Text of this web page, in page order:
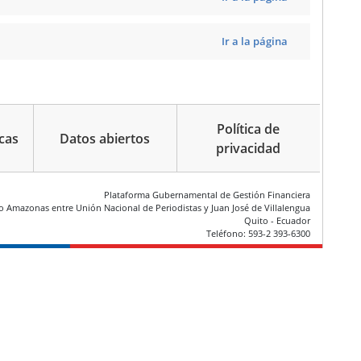
Ir a la página
Datos abiertos
Política de
privacidad
Plataforma Gubernamental de Gestión Financiera
Amazonas entre Unión Nacional de Periodistas y Juan José de Villalengua
Quito - Ecuador
Teléfono: 593-2 393-6300